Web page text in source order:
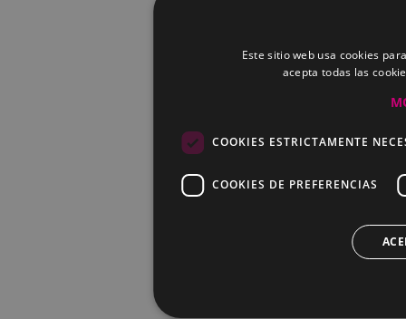
Este sitio web usa cookies
acepta todas las
COOKIES ESTRICTAMENTE
COOKIES DE PREFERENCIAS